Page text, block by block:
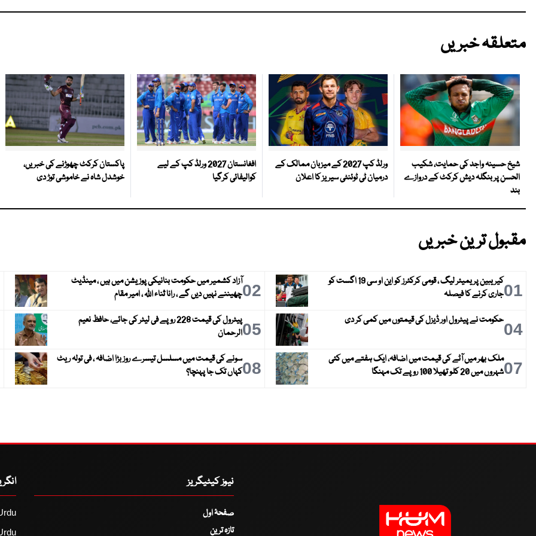
متعلقہ خبریں
شیخ حسینہ واجد کی حمایت، شکیب
الحسن پر بنگلہ دیش کرکٹ کے دروازے
بند
ورلڈ کپ 2027 کے میزبان ممالک کے
درمیان ٹی ٹوئنٹی سیریز کا اعلان
افغانستان 2027 ورلڈ کپ کے لیے
کوالیفائی کرگیا
پاکستان کرکٹ چھوڑنے کی خبریں،
خوشدل شاہ نے خاموشی توڑ دی
مقبول ترین خبریں
01
کیریبین پریمیئر لیگ ، قومی کرکٹرز کو این او سی 19 اگست کو
جاری کرنے کا فیصلہ
02آزاد کشمیر میں حکومت بنانیکی پوزیشن میں ہیں ، مینڈیٹ
چھیننے نہیں دیں گے ، رانا ثناء اللہ ، امیر مقام
04حکومت نے پیٹرول اور ڈیزل کی قیمتوں میں کمی کر دی 05
پیٹرول کی قیمت 228 روپے فی لیٹر کی جائے، حافظ نعیم
الرحمان
07ملک بھر میں آٹے کی قیمت میں اضافہ، ایک ہفتے میں کئی
شہروں میں 20 کلو تھیلا 100 روپے تک مہنگا
08سونے کی قیمت میں مسلسل تیسرے روز بڑا اضافہ ، فی تولہ ریٹ
کہاں تک جا پہنچا؟
نیوز کیٹیگریز
صفحۂ اول
تازہ ترین